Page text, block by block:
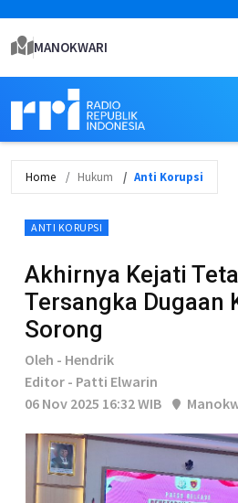
MANOKWARI
Home Hukum Anti Korupsi
ANTI KORUPSI
Akhirnya Kejati
Tersangka Dugaan
Sorong
Oleh - Hendrik
Editor - Patti Elwarin
06 Nov 2025 16:32 WIB